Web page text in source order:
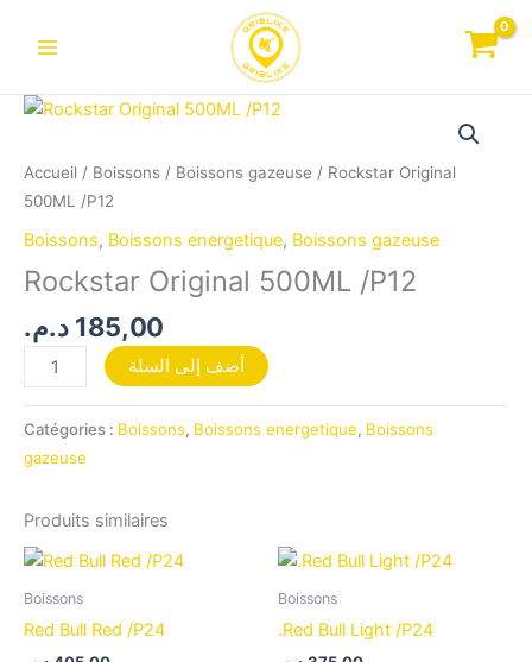
Accueil / Boissons / Boissons gazeuse / Rockstar Original
500ML /P12
Boissons, Boissons energetique, Boissons gazeuse
Rockstar Original 500ML /P12
185,00 د.م.
quantité
Rockstar
Original
/P12
أضف إلى السلة
Catégories : Boissons, Boissons energetique, Boissons
gazeuse
Produits similaires
Boissons
Red Bull Red /P24
Boissons
.Red Bull Light /P24